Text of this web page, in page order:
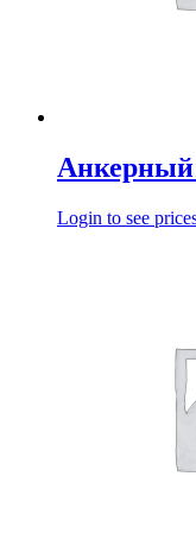
Анкерный
Login to see